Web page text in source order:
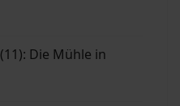
Die Mühle in